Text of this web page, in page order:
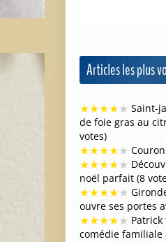
Articles les plus
★★★★★ Saint-
de foie gras au
votes)
★★★★★
★★★★★
noël parfait (8
★★★★★
ouvre ses portes
★★★★★
comédie familiale